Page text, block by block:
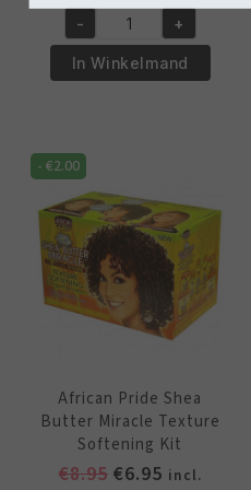
prijs
was:
€5.95.
prijs
is:
€4.50.
African
Pride
Olive
Smooth
Edges
65
gr
aantal
- +
In Winkelmand
-€2.00
African Pride Shea
Butter Miracle Texture
Softening Kit
€8.95 Oorspronkelijke
€6.95Huidige
incl.